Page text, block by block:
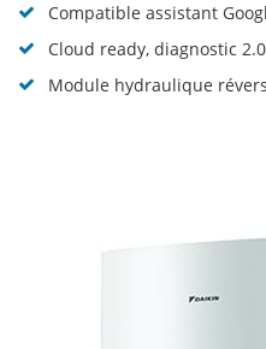
Compatible assistant
Cloud ready, diagnostic
Module hydraulique